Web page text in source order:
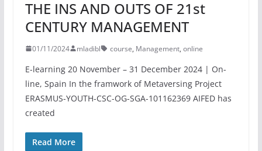
THE INS AND OUTS OF 21st
CENTURY MANAGEMENT
01/11/2024 mladibl course, Management, online
E-learning 20 November – 31 December 2024 | On-
line, Spain In the framwork of Metaversing Project
ERASMUS-YOUTH-CSC-OG-SGA-101162369 AIFED has
created
Read More